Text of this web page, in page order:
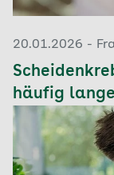
20.01.2026 -
häufig